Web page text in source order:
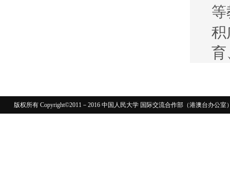
积
育
版权所有 Copyright©2011－2016 中国人民大学 国际交流合作部（港澳台办